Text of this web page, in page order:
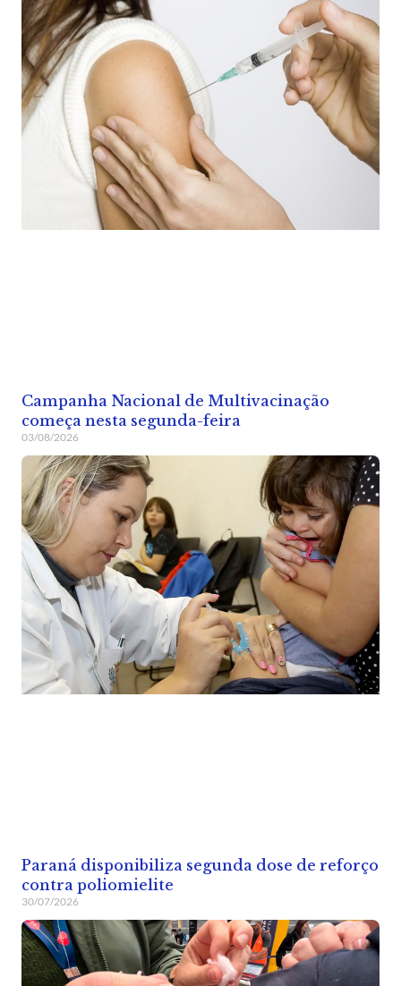
Campanha Nacional de Multivacinação
começa nesta segunda-feira
03/08/2026
Paraná disponibiliza segunda dose de reforço
contra poliomielite
30/07/2026